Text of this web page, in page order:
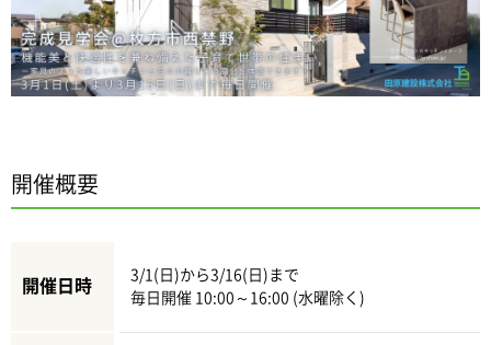
開催概要
開催日時
3/1(日)から3/16(日)まで
毎日開催 10:00～16:00 (水曜除く)